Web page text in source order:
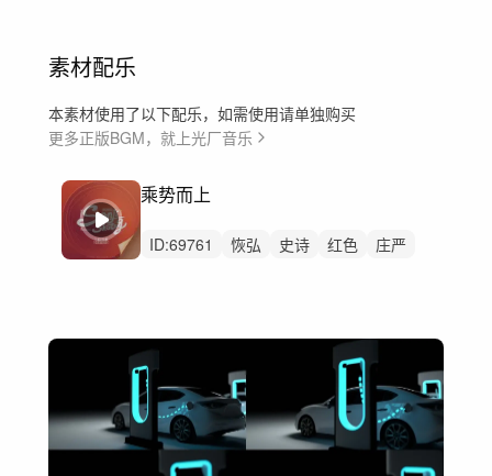
素材配乐
本素材使用了以下配乐，如需使用请单独购买
更多正版BGM，就上光厂音乐
乘势而上
ID:69761 恢弘 史诗 红色
庄严